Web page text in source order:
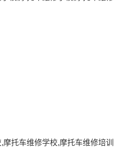
托车维修学校,摩托车维修培训